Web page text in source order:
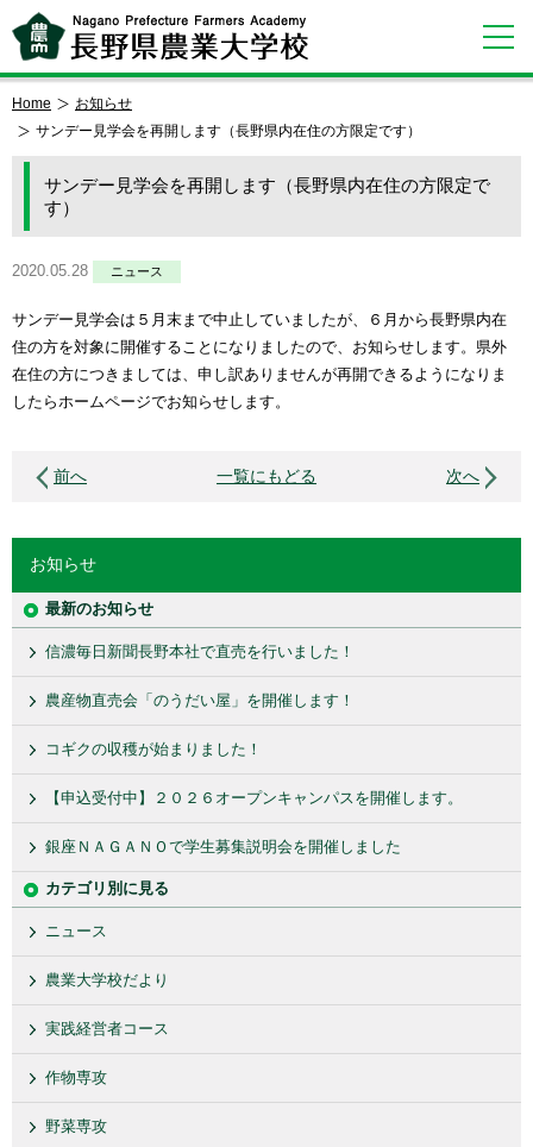
Home
お知らせ
サンデー見学会を再開します（長野県内在住の方限定です）
サンデー見学会を再開します（長野県内在住の方限定で
す）
2020.05.28 ニュース
サンデー見学会は５月末まで中止していましたが、６月から長野県内在
住の方を対象に開催することになりましたので、お知らせします。県外
在住の方につきましては、申し訳ありませんが再開できるようになりま
したらホームページでお知らせします。
前へ 一覧にもどる 次へ
お知らせ
最新のお知らせ
信濃毎日新聞長野本社で直売を行いました！
農産物直売会「のうだい屋」を開催します！
コギクの収穫が始まりました！
【申込受付中】２０２６オープンキャンパスを開催します。
銀座ＮＡＧＡＮＯで学生募集説明会を開催しました
カテゴリ別に見る
ニュース
農業大学校だより
実践経営者コース
作物専攻
野菜専攻